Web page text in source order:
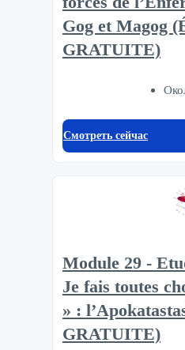
Gog et Magog
GRATUITE)
Смотреть сейчас
Module 29 -
Je fais toutes
» :
GRATUITE)